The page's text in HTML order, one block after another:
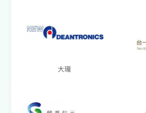
大瓏